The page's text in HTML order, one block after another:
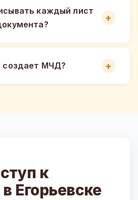
каждый лист
создает МЧД?
к
Егорьевске